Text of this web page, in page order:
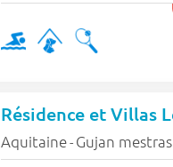
Aquitaine- Gujan mestras